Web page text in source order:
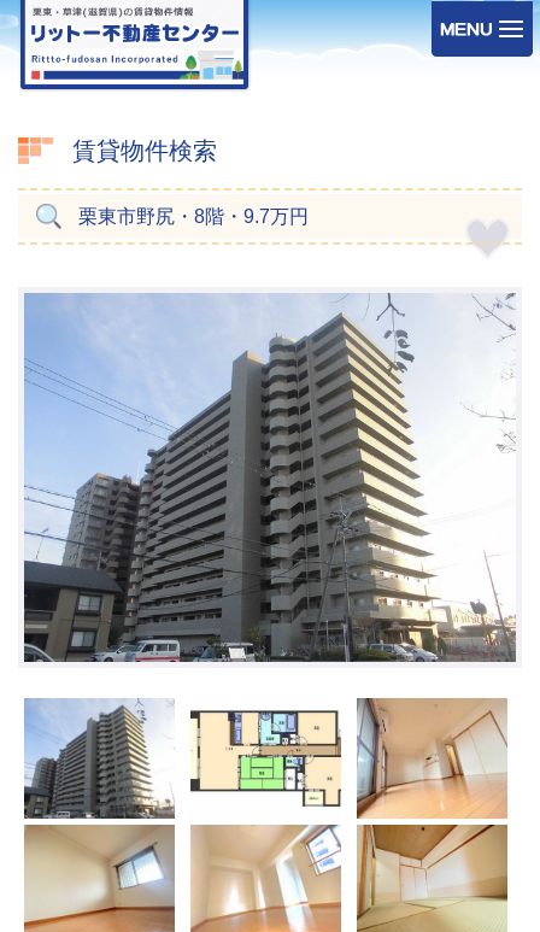
賃貸物件検索
栗東市野尻・8階・9.7万円